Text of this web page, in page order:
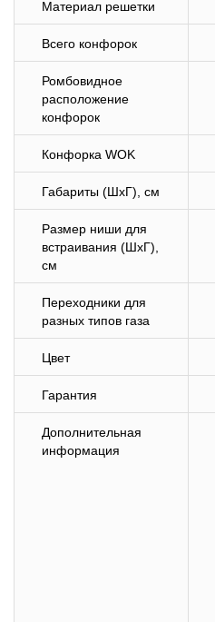
Материал решетки
Всего конфорок
Ромбовидное
расположение
конфорок
Конфорка WOK
Габариты (ШхГ), см
Размер ниши для
встраивания (ШхГ),
см
Переходники для
разных типов газа
Цвет
Гарантия
Дополнительная
информация